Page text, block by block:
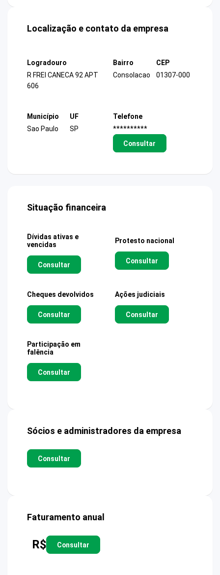
Localização e contato da empresa
Logradouro
R FREI CANECA 92 APT
606
Bairro
Consolacao
CEP
01307-000
Município
Sao Paulo
UF
SP
Telefone
**********
Consultar
Situação financeira
Dívidas ativas e
vencidas
Consultar
Protesto nacional
Consultar
Cheques devolvidos
Consultar
Ações judiciais
Consultar
Participação em
falência
Consultar
Sócios e administradores da empresa
Consultar
Faturamento anual
R$ Consultar